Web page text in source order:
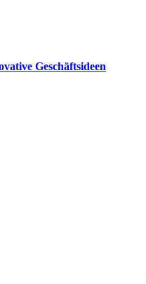
Geschäftsideen